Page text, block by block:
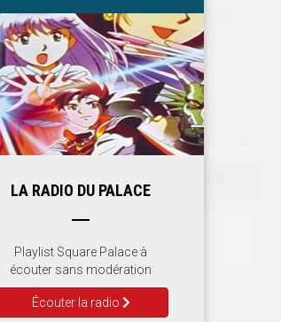
LA RADIO DU PALACE
Playlist Square Palace à
écouter sans modération
Écouter la radio